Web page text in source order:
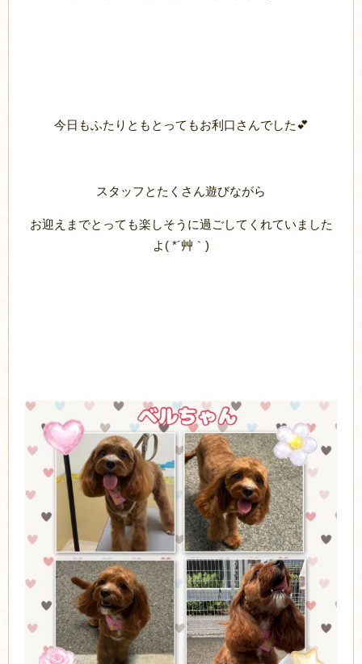
今日もふたりともとってもお利口さんでした💕
スタッフとたくさん遊びながら
お迎えまでとっても楽しそうに過ごしてくれていました
よ( *´艸｀)